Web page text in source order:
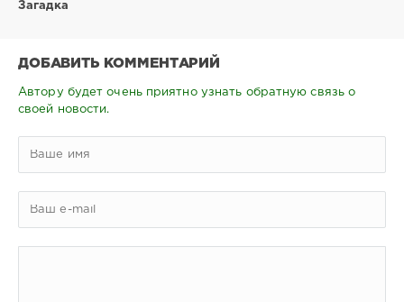
Загадка
ДОБАВИТЬ КОММЕНТАРИЙ
Автору будет очень приятно узнать обратную связь о
своей новости.